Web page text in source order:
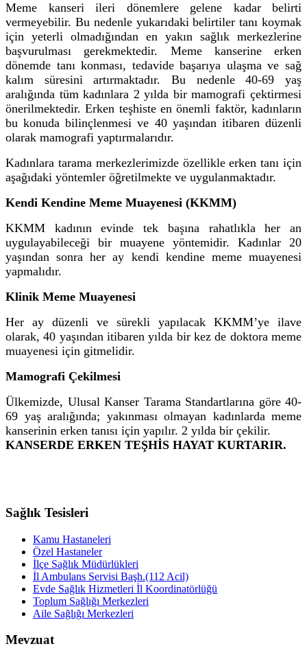
Meme kanseri ileri dönemlere gelene kadar belirti
vermeyebilir. Bu nedenle yukarıdaki belirtiler tanı koymak
için yeterli olmadığından en yakın sağlık merkezlerine
başvurulması gerekmektedir. Meme kanserine erken
dönemde tanı konması, tedavide başarıya ulaşma ve sağ
kalım süresini artırmaktadır. Bu nedenle 40-69 yaş
aralığında tüm kadınlara 2 yılda bir mamografi çektirmesi
önerilmektedir. Erken teşhiste en önemli faktör, kadınların
bu konuda bilinçlenmesi ve 40 yaşından itibaren düzenli
olarak mamografi yaptırmalarıdır.
Kadınlara tarama merkezlerimizde özellikle erken tanı için
aşağıdaki yöntemler öğretilmekte ve uygulanmaktadır.
Kendi Kendine Meme Muayenesi (KKMM)
KKMM kadının evinde tek başına rahatlıkla her an
uygulayabileceği bir muayene yöntemidir. Kadınlar 20
yaşından sonra her ay kendi kendine meme muayenesi
yapmalıdır.
Klinik Meme Muayenesi
Her ay düzenli ve sürekli yapılacak KKMM’ye ilave
olarak, 40 yaşından itibaren yılda bir kez de doktora meme
muayenesi için gitmelidir.
Mamografi Çekilmesi
Ülkemizde, Ulusal Kanser Tarama Standartlarına göre 40-
69 yaş aralığında; yakınması olmayan kadınlarda meme
kanserinin erken tanısı için yapılır. 2 yılda bir çekilir.
KANSERDE ERKEN TEŞHİS HAYAT KURTARIR.
Sağlık Tesisleri
Kamu Hastaneleri
Özel Hastaneler
İlçe Sağlık Müdürlükleri
İl Ambulans Servisi Başh.(112 Acil)
Evde Sağlık Hizmetleri İl Koordinatörlüğü
Toplum Sağlığı Merkezleri
Aile Sağlığı Merkezleri
Mevzuat